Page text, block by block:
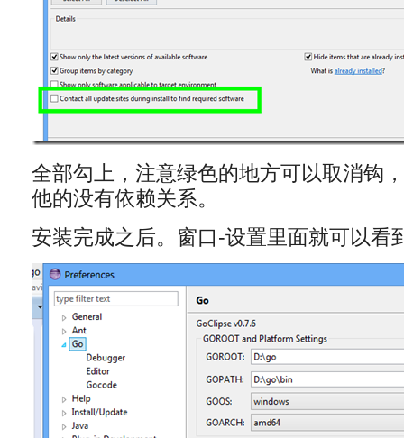
全部勾上，注意绿色的地方可以取消钩
他的没有依赖关系。
安装完成之后。窗口-设置里面就可以看